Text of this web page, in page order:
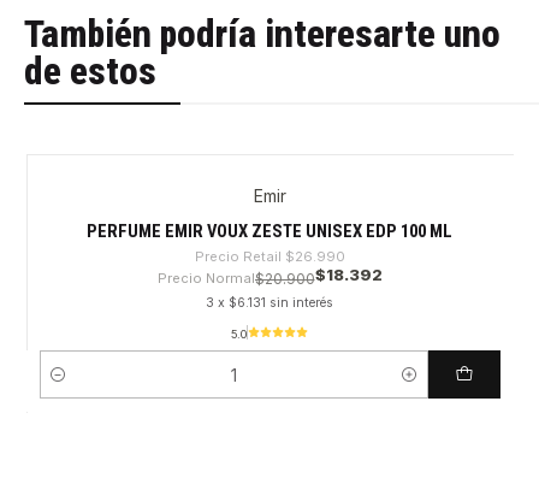
También podría interesarte uno
de estos
Emir
PERFUME EMIR VOUX ZESTE UNISEX EDP 100 ML
Precio Retail $26.990
Precio Normal$20.900$18.392
3 x $6.131 sin interés
5.0
Cantidad